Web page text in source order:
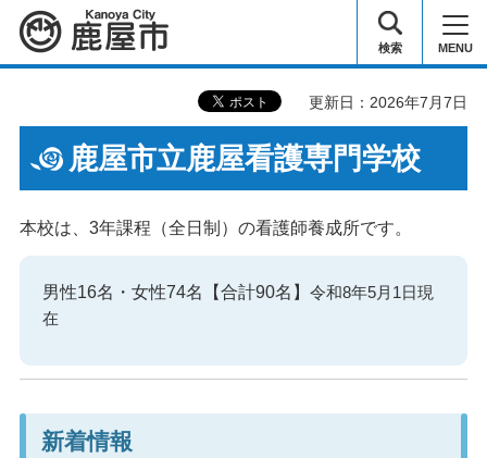
鹿屋市 検索 MENU
更新日：2026年7月7日
鹿屋市立鹿屋看護専門学校
本校は、3年課程（全日制）の看護師養成所です。
男性16名・女性74名【合計90名】 令和8年5月1日現
在
新着情報